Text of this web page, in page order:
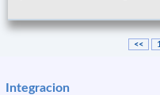
<< 1
Integracion